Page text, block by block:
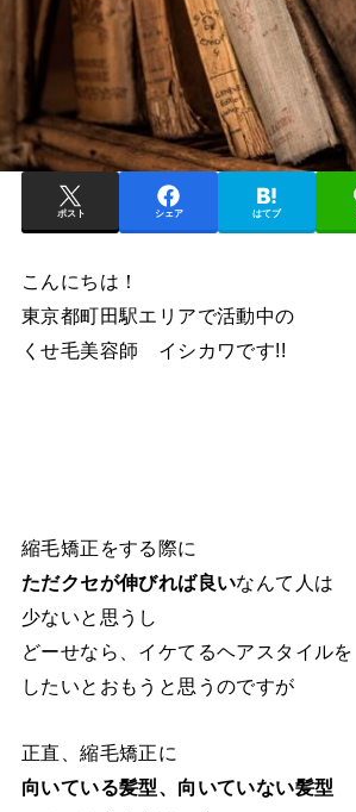
ポスト シェア はてブ
こんにちは！
東京都町田駅エリアで活動中の
くせ毛美容師 イシカワです!!
縮毛矯正をする際に
ただクセが伸びれば良いなんて人は
少ないと思うし
どーせなら、イケてるヘアスタイルを
したいとおもうと思うのですが
正直、縮毛矯正に
向いている髪型、向 いていない髪型